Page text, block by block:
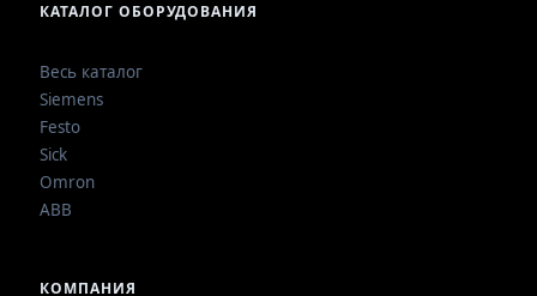
КАТАЛОГ ОБОРУДОВАНИЯ
Весь каталог
Siemens
Festo
Sick
Omron
ABB
КОМПАНИЯ